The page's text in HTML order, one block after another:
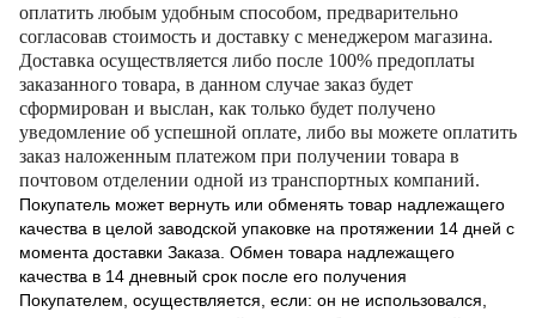
оплатить любым удобным способом, предварительно
согласовав стоимость и доставку с менеджером магазина.
Доставка осуществляется либо после 100% предоплаты
заказанного товара, в данном случае заказ будет
сформирован и выслан, как только будет получено
уведомление об успешной оплате, либо вы можете оплатить
заказ наложенным платежом при получении товара в
почтовом отделении одной из транспортных компаний.
Покупатель может вернуть или обменять товар надлежащего
качества в целой заводской упаковке на протяжении 14 дней с
момента доставки Заказа. Обмен товара надлежащего
качества в 14 дневный срок после его получения
Покупателем, осуществляется, если: он не использовался,